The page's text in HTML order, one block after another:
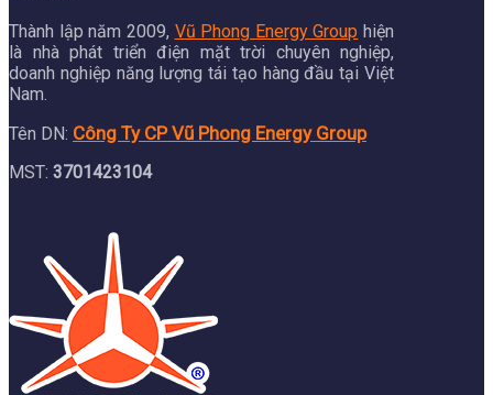
Thành lập năm 2009, Vũ Phong Energy Group hiện
là nhà phát triển điện mặt trời chuyên nghiệp,
doanh nghiệp năng lượng tái tạo hàng đầu tại Việt
Nam.
Tên DN: Công Ty CP Vũ Phong Energy Group
MST: 3701423104